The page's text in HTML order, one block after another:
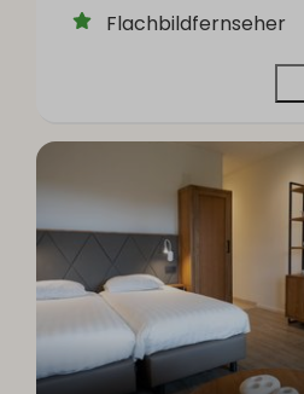
Flachbildfernseher